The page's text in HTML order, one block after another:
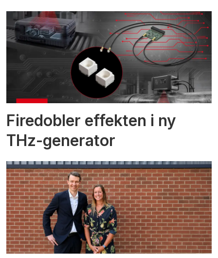
Firedobler effekten i ny
THz-generator